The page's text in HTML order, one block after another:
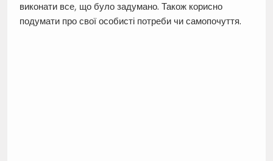
виконати все, що було задумано. Також корисно
подумати про свої особисті потреби чи самопочуття.